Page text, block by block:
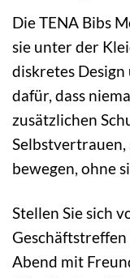
Die TENA Bibs
sie unter der
diskretes
dafür, dass
zusätzlichen
bewegen, ohne
Stellen Sie sich
Abend mit